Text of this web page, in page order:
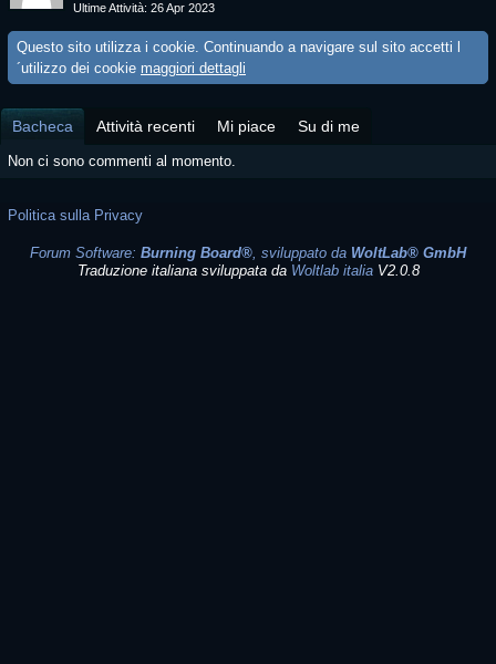
Ultime Attività 26 Apr 2023
Questo sito utilizza i cookie. Continuando a navigare sul sito accetti l
´utilizzo dei cookie maggiori dettagli
Bacheca Attività recenti Mi piace Su di me
Non ci sono commenti al momento.
Politica sulla Privacy
Forum Software: Burning Board®, sviluppato da WoltLab® GmbH
Traduzione italiana sviluppata da Woltlab italiaV2.0.8